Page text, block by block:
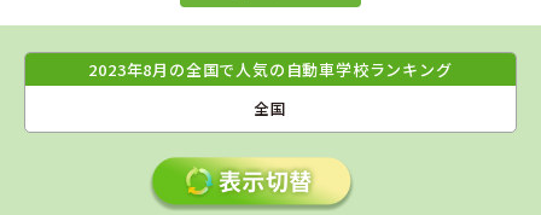
2023年8月の全国で人気の自動車学校ランキング
全国